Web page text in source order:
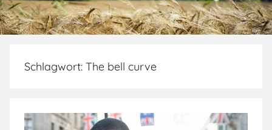
Schlagwort: The bell curve